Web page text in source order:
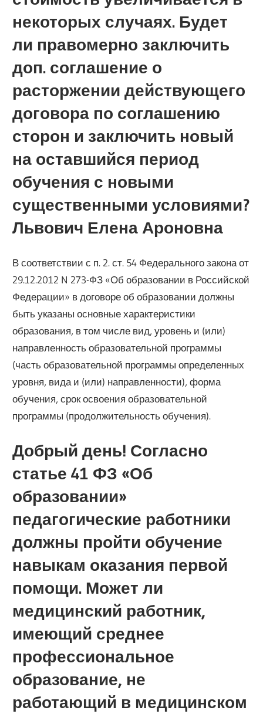
некоторых случаях. Будет
ли правомерно заключить
доп. соглашение о
расторжении действующего
договора по соглашению
сторон и заключить новый
на оставшийся период
обучения с новыми
существенными условиями?
Львович Елена Ароновна
В соответствии с п. 2. ст. 54 Федерального закона от
29.12.2012 N 273-ФЗ «Об образовании в Российской
Федерации» в договоре об образовании должны
быть указаны основные характеристики
образования, в том числе вид, уровень и (или)
направленность образовательной программы
(часть образовательной программы определенных
уровня, вида и (или) направленности), форма
обучения, срок освоения образовательной
программы (продолжительность обучения).
Добрый день! Согласно
статье 41 ФЗ «Об
образовании»
педагогические работники
должны пройти обучение
навыкам оказания первой
помощи. Может ли
медицинский работник,
имеющий среднее
профессиональное
образование, не
работающий в медицинском